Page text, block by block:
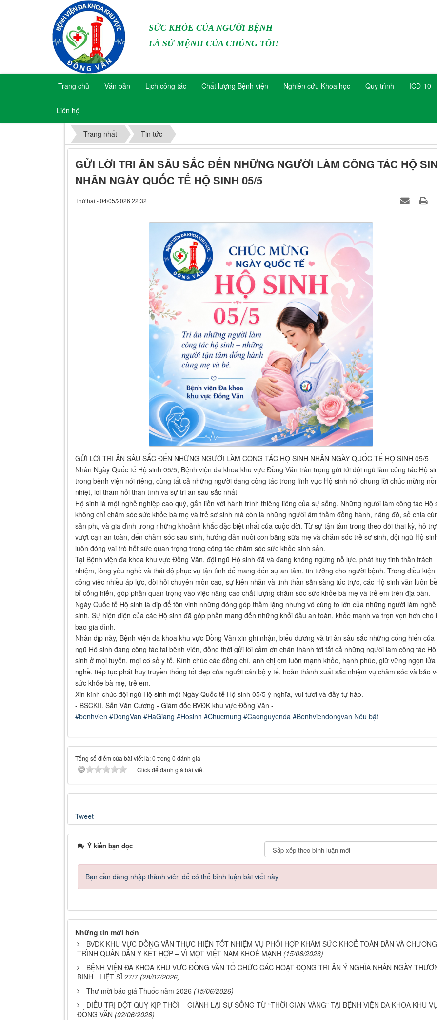
SỨC KHỎE CỦA NGƯỜI BỆNH
LÀ SỨ MỆNH CỦA CHÚNG TÔI!
Trang chủ Văn bản Lịch công tác Chất lượng Bệnh viện Nghiên cứu Khoa học Quy trình ICD-10
Liên hệ
Trang nhất Tin tức
GỬI LỜI TRI ÂN SÂU SẮC ĐẾN NHỮNG NGƯỜI LÀM CÔNG TÁC HỘ
NHÂN NGÀY QUỐC TẾ HỘ SINH 05/5
Thứ hai - 04/05/2026 22:32
GỬI LỜI TRI ÂN SÂU SẮC ĐẾN NHỮNG NGƯỜI LÀM CÔNG TÁC HỘ SINH NHÂN NGÀY QUỐC TẾ HỘ SINH 05/5
Nhân Ngày Quốc tế Hộ sinh 05/5, Bệnh viện đa khoa khu vực Đồng Văn trân trọng gửi tới đội ngũ làm công tác Hộ
trong bệnh viện nói riêng, cùng tất cả những người đang công tác trong lĩnh vực Hộ sinh nói chung lời chúc mừng
nhiệt, lời thăm hỏi thân tình và sự tri ân sâu sắc nhất.
Hộ sinh là một nghề nghiệp cao quý, gắn liền với hành trình thiêng liêng của sự sống. Những người làm công tác Hộ
không chỉ chăm sóc sức khỏe bà mẹ và trẻ sơ sinh mà còn là những người âm thầm đồng hành, nâng đỡ, sẻ chia
sản phụ và gia đình trong những khoảnh khắc đặc biệt nhất của cuộc đời. Từ sự tận tâm trong theo dõi thai kỳ, hỗ trợ
vượt cạn an toàn, đến chăm sóc sau sinh, hướng dẫn nuôi con bằng sữa mẹ và chăm sóc trẻ sơ sinh, đội ngũ Hộ
luôn đóng vai trò hết sức quan trọng trong công tác chăm sóc sức khỏe sinh sản.
Tại Bệnh viện đa khoa khu vực Đồng Văn, đội ngũ Hộ sinh đã và đang không ngừng nỗ lực, phát huy tinh thần trách
nhiệm, lòng yêu nghề và thái độ phục vụ tận tình để mang đến sự an tâm, tin tưởng cho người bệnh. Trong điều kiện
công việc nhiều áp lực, đòi hỏi chuyên môn cao, sự kiên nhẫn và tinh thần sẵn sàng túc trực, các Hộ sinh vẫn luôn
bỉ cống hiến, góp phần quan trọng vào việc nâng cao chất lượng chăm sóc sức khỏe bà mẹ và trẻ em trên địa bàn.
Ngày Quốc tế Hộ sinh là dịp để tôn vinh những đóng góp thầm lặng nhưng vô cùng to lớn của những người làm
sinh. Sự hiện diện của các Hộ sinh đã góp phần mang đến những khởi đầu an toàn, khỏe mạnh và trọn vẹn hơn cho
bao gia đình.
Nhân dịp này, Bệnh viện đa khoa khu vực Đồng Văn xin ghi nhận, biểu dương và tri ân sâu sắc những cống hiến của
ngũ Hộ sinh đang công tác tại bệnh viện, đồng thời gửi lời cảm ơn chân thành tới tất cả những người làm công tác Hộ
sinh ở mọi tuyến, mọi cơ sở y tế. Kính chúc các đồng chí, anh chị em luôn mạnh khỏe, hạnh phúc, giữ vững ngọn lửa
nghề, tiếp tục phát huy truyền thống tốt đẹp của người cán bộ y tế, hoàn thành xuất sắc nhiệm vụ chăm sóc và bảo
sức khỏe bà mẹ, trẻ em.
Xin kính chúc đội ngũ Hộ sinh một Ngày Quốc tế Hộ sinh 05/5 ý nghĩa, vui tươi và đầy tự hào.
- BSCKII. Sấn Văn Cương - Giám đốc BVĐK khu vực Đồng Văn -
#benhvien #DongVan #HaGiang #Hosinh #Chucmung #Caonguyenda #Benhviendongvan Nêu bật
Tổng số điểm của bài viết là: 0 trong 0 đánh giá
Click để đánh giá bài viết
Tweet
Ý kiến bạn đọc
Bạn cần đăng nhập thành viên để có thể bình luận bài viết này
Những tin mới hơn
BVĐK KHU VỰC ĐỒNG VĂN THỰC HIỆN TỐT NHIỆM VỤ PHỐI HỢP KHÁM SỨC KHOẺ TOÀN DÂN VÀ CHƯƠNG
TRÌNH QUÂN DÂN Y KẾT HỢP – VÌ MỘT VIỆT NAM KHOẺ MẠNH (15/06/2026)
BỆNH VIỆN ĐA KHOA KHU VỰC ĐỒNG VĂN TỔ CHỨC CÁC HOẠT ĐỘNG TRI ÂN Ý NGHĨA NHÂN NGÀY
BINH - LIỆT SĨ 27/7 (28/07/2026)
Thư mời báo giá Thuốc năm 2026 (15/06/2026)
ĐIỀU TRỊ ĐỘT QUỴ KỊP THỜI – GIÀNH LẠI SỰ SỐNG TỪ “THỜI GIAN VÀNG” TẠI BỆNH VIỆN ĐA KHOA KHU
ĐỒNG VĂN (02/06/2026)